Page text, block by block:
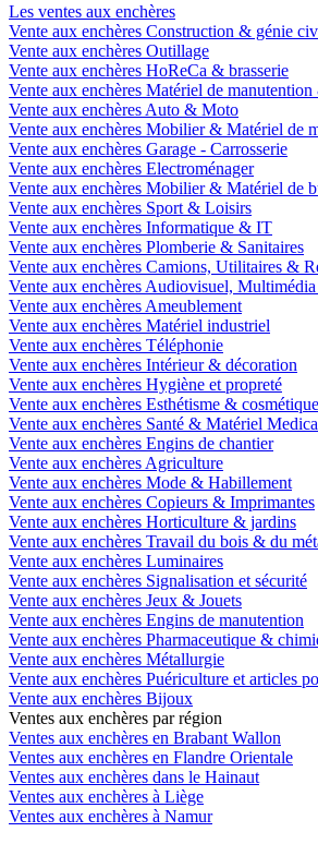
Les ventes aux enchères
Vente aux enchères Construction & génie
Vente aux enchères Outillage
Vente aux enchères HoReCa & brasserie
Vente aux enchères Matériel de
Vente aux enchères Auto & Moto
Vente aux enchères Mobilier & Matériel de
Vente aux enchères Garage - Carrosserie
Vente aux enchères Electroménager
Vente aux enchères Mobilier & Matériel de
Vente aux enchères Sport & Loisirs
Vente aux enchères Informatique & IT
Vente aux enchères Plomberie & Sanitaires
Vente aux enchères Camions, Utilitaires &
Vente aux enchères Audiovisuel,
Vente aux enchères Ameublement
Vente aux enchères Matériel industriel
Vente aux enchères Téléphonie
Vente aux enchères Intérieur & décoration
Vente aux enchères Hygiène et propreté
Vente aux enchères Esthétisme & cosmétique
Vente aux enchères Santé & Matériel
Vente aux enchères Engins de chantier
Vente aux enchères Agriculture
Vente aux enchères Mode & Habillement
Vente aux enchères Copieurs & Imprimantes
Vente aux enchères Horticulture & jardins
Vente aux enchères Travail du bois & du
Vente aux enchères Luminaires
Vente aux enchères Signalisation et sécurité
Vente aux enchères Jeux & Jouets
Vente aux enchères Engins de manutention
Vente aux enchères Pharmaceutique &
Vente aux enchères Métallurgie
Vente aux enchères Puériculture et articles
Vente aux enchères Bijoux
Ventes aux enchères par région
Ventes aux enchères en Brabant Wallon
Ventes aux enchères en Flandre Orientale
Ventes aux enchères dans le Hainaut
Ventes aux enchères à Liège
Ventes aux enchères à Namur